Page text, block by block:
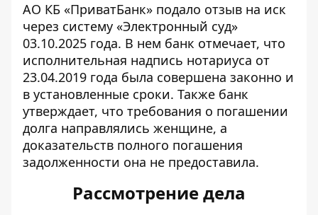
АО КБ «ПриватБанк» подало отзыв на иск
через систему «Электронный суд»
03.10.2025 года. В нем банк отмечает, что
исполнительная надпись нотариуса от
23.04.2019 года была совершена законно и
в установленные сроки. Также банк
утверждает, что требования о погашении
долга направлялись женщине, а
доказательств полного погашения
задолженности она не предоставила.
Рассмотрение дела